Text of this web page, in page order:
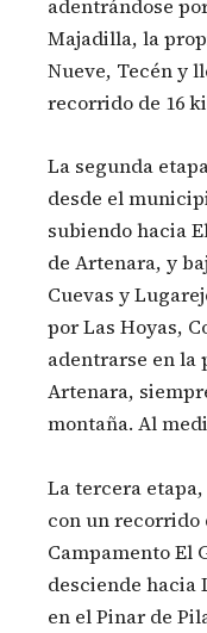
adentrándose
Majadilla, la
Nueve, Tecén y
recorrido de 16
La segunda
desde el
subiendo hacia
de Artenara, y
Cuevas y
por Las Hoyas,
adentrarse en la
Artenara,
montaña. Al
La tercera
con un recorrido
Campamento El
desciende hacia
en el Pinar de